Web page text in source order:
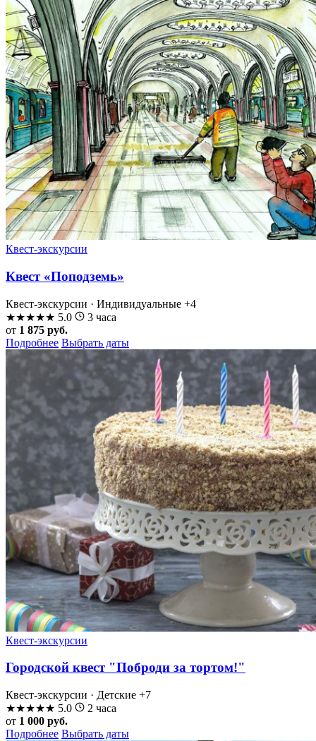
Квест-экскурсии
Квест «Поподземь»
Квест-экскурсии · Индивидуальные +4
★★★★★ 5.0
3 часа
от 1 875 руб.
Подробнее Выбрать даты
Квест-экскурсии
Городской квест "Поброди за тортом!"
Квест-экскурсии · Детские +7
★★★★★ 5.0
2 часа
от 1 000 руб.
Подробнее Выбрать даты